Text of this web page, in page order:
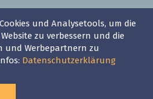
und Analysetools, um die
zu verbessern und die
und Werbepartnern zu
Datenschutzerklärung